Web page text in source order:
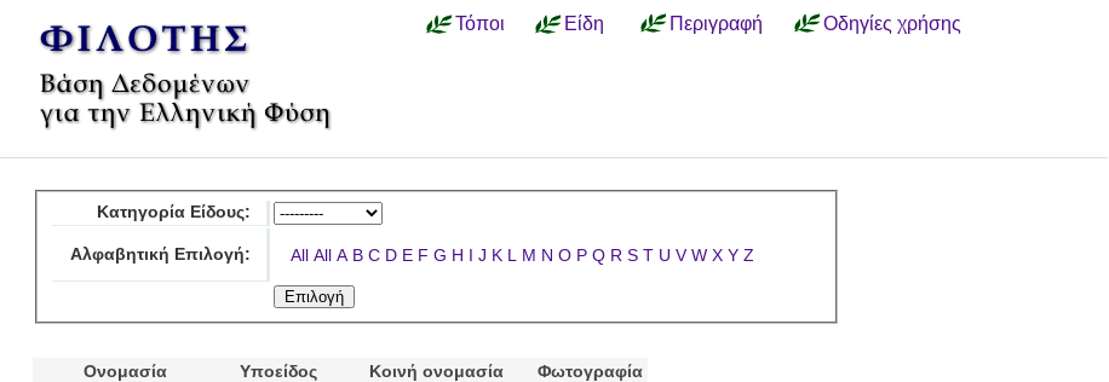
Τόποι Είδη Περιγραφή Οδηγίες χρήσης
Κατηγορία Είδους:
Αλφαβητική Επιλογή: All All A B C D E F G H I J K L M N O P Q R S T U V W X Y Z
Ονομασία Υποείδος Κοινή ονομασία
Φωτογραφία